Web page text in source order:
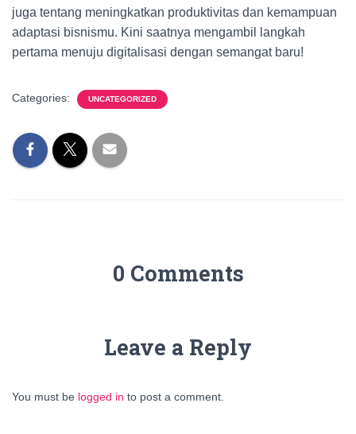
juga tentang meningkatkan produktivitas dan kemampuan
adaptasi bisnismu. Kini saatnya mengambil langkah
pertama menuju digitalisasi dengan semangat baru!
Categories: UNCATEGORIZED
0 Comments
Leave a Reply
You must be logged in to post a comment.